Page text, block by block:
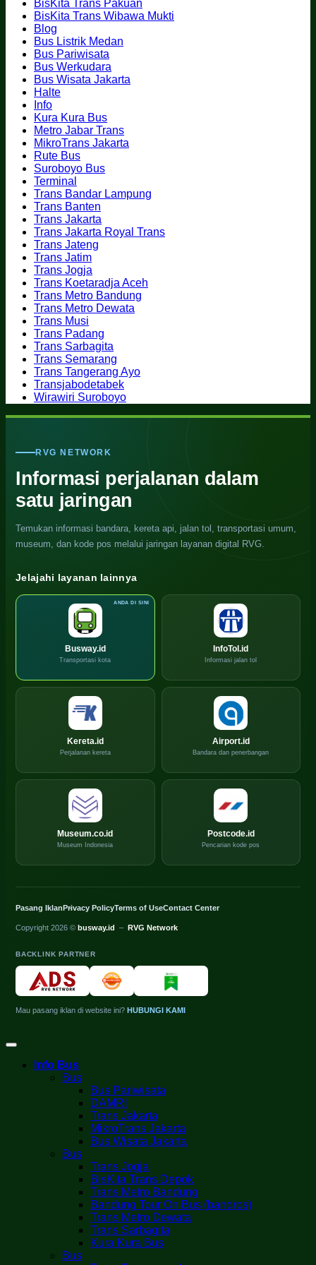
Simpang
Lima
–
Elisabeth
Taman
Anggur
–
Victoria
–
Bandara
–
PRPP
BisKita Trans Pakuan
BisKita Trans Wibawa Mukti
Blog
Bus Listrik Medan
Bus Pariwisata
Bus Werkudara
Bus Wisata Jakarta
Halte
Info
Kura Kura Bus
Metro Jabar Trans
MikroTrans Jakarta
Rute Bus
Suroboyo Bus
Terminal
Trans Bandar Lampung
Trans Banten
Trans Jakarta
Trans Jakarta Royal Trans
Trans Jateng
Trans Jatim
Trans Jogja
Trans Koetaradja Aceh
Trans Metro Bandung
Trans Metro Dewata
Trans Musi
Trans Padang
Trans Sarbagita
Trans Semarang
Trans Tangerang Ayo
Transjabodetabek
Wirawiri Suroboyo
RVG NETWORK
Informasi perjalanan dalam
satu jaringan
Temukan informasi bandara, kereta api, jalan tol, transportasi umum,
museum, dan kode pos melalui jaringan layanan digital RVG.
Jelajahi layanan lainnya
Busway.id
Transportasi kota
InfoTol.id
Informasi jalan tol
Kereta.id
Perjalanan kereta
Airport.id
Bandara dan penerbangan
Museum.co.id
Museum Indonesia
Postcode.id
Pencarian kode pos
Pasang IklanPrivacy PolicyTerms of UseContact Center
Copyright 2026 © busway.id – RVG Network
BACKLINK PARTNER
Mau pasang iklan di website ini? HUBUNGI KAMI
Info Bus
Bus
Bus Pariwisata
DAMRI
Trans Jakarta
MikroTrans Jakarta
Bus Wisata Jakarta
Bus
Trans Jogja
BisKita Trans Depok
Trans Metro Bandung
Bandung Tour On Bus (bandros)
Trans Metro Dewata
Trans Sarbagita
Kura Kura Bus
Bus